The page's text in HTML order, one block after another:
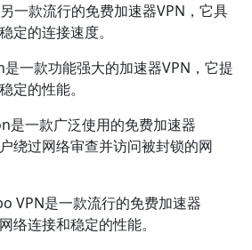
一款流行的免费加速器VPN，它具
定的连接速度。
一款功能强大的加速器VPN，它提
定的性能。
一款广泛使用的免费加速器
绕过网络审查并访问被封锁的网
VPN是一款流行的免费加速器
络连接和稳定的性能。